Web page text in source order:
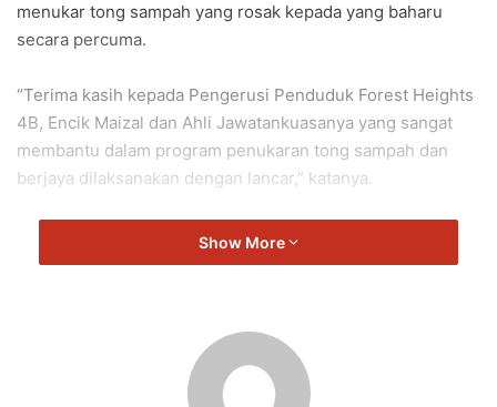
menukar tong sampah yang rosak kepada yang baharu
secara percuma.
“Terima kasih kepada Pengerusi Penduduk Forest Heights
4B, Encik Maizal dan Ahli Jawatankuasanya yang sangat
membantu dalam program penukaran tong sampah dan
berjaya dilaksanakan dengan lancar,” katanya.
Naib Ketua Kebangsaan Pemuda Sosialis DAP (DAPSY), Cik
G.Nancy mewakili Gunasekaren dalam program tersebut.
Encik Lee Kai Yet; Pembantu Khas DUN Seremban Jaya,
Encik Minnal; Naib Pengerusi Persatuan Penduduk Forest
Heights 4B, Encik Khoo Leng Huat, Encik Choo Hon Kee
Show More